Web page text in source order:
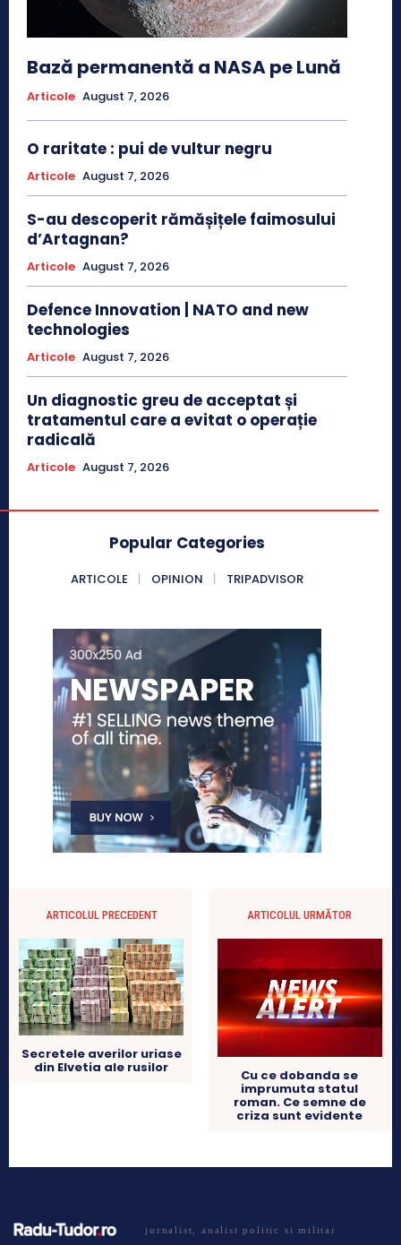
Bază permanentă a NASA pe Lună
Articole August 7, 2026
O raritate : pui de vultur negru
Articole August 7, 2026
S-au descoperit rămășițele faimosului
d’Artagnan?
Articole August 7, 2026
Defence Innovation | NATO and new
technologies
Articole August 7, 2026
Un diagnostic greu de acceptat și
tratamentul care a evitat o operație
radicală
Articole August 7, 2026
Popular Categories
ARTICOLE OPINION TRIPADVISOR
ARTICOLUL PRECEDENT
Secretele averilor uriase
din Elvetia ale rusilor
ARTICOLUL URMĂTOR
Cu ce dobanda se
imprumuta statul
roman. Ce semne de
criza sunt evidente
jurnalist, analist politic si militar